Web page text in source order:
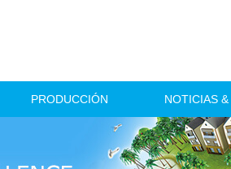
PRODUCCIÓN NOTICIAS